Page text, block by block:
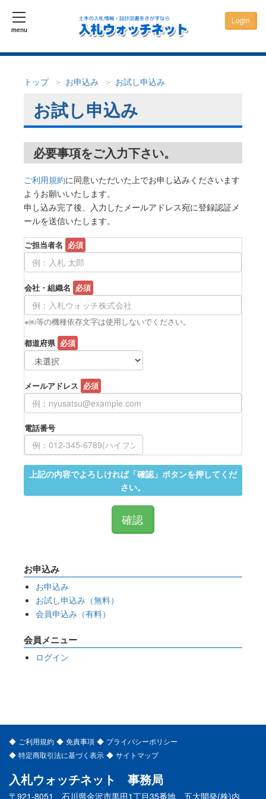
Login
トップ お申込み お試し申込み
お試し申込み
必要事項をご入力下さい。
ご利用規約に同意いただいた上でお申し込みくださいます
ようお願いいたします。
申し込み完了後、入力したメールアドレス宛に登録認証メ
ールを送信いたします。
ご担当者名 必須
会社・組織名 必須
※㈱等の機種依存文字は使用しないでください。
都道府県 必須
メールアドレス 必須
電話番号
上記の内容でよろしければ「確認」ボタンを押してくだ
さい。
お申込み
お申込み
お試し申込み（無料）
会員申込み（有料）
会員メニュー
ログイン
menu
ご利用規約 免責事項
プライバシーポリシー
特定商取引法に基づく表示
サイトマップ
入札ウォッチネット 事務局
〒921-8051 石川県金沢市黒田1丁目35番地 五大開発(株)内